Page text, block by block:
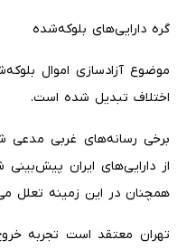
گره دارایی‌های بلوکه‌شده
موضوع آزادسازی اموال
اختلاف تبدیل شده است.
برخی رسانه‌های غربی مدعی
از دارایی‌های ایران پیش‌بینی
همچنان در این زمینه تعلل
تهران معتقد است تجربه